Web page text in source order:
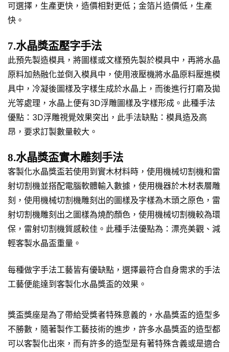
可選擇，生產更快，造價相對更低；金箔片造價低，生產
快。
7.水晶獎盃壓字手法
此預先製造模具，將圖樣或文樣預先製於模具中，再將水晶
原料加熱融化並倒入模具中，使用液壓機將水晶原料壓進模
具中，冷凝後圖樣及字樣生成於水晶上，而後進行打磨及拋
光等處理，水晶上便有3D浮雕圖樣及字樣形成。此種手法
優點：3D浮雕視覺效果突出，此手法缺點：模具造及高
昂，要求訂製數量較大。
8.水晶獎盃實木雕刻手法
客製化水晶獎盃若使用到實木材料時，使用機械切割機和雷
射切割機並搭配電腦軟體輸入數據，使用機器於木材表層雕
刻，使用機械切割機雕刻出的圖樣及字樣為木頭之原色，雷
射切割機雕刻出之圖樣為燒酌顏色，使用機械切割機較為環
保，雷射切割機質感較佳。此種手法優點為：漂亮美觀、減
輕客製水晶盃重量。
每種做字手法工藝皆有優缺點，選擇最符合自身需求的手法
工藝便能達到客製化水晶獎盃的效果。
獎盃獎座是為了帶給受獎者特殊意義的，水晶獎盃的造型多
不勝數，隨著製作工藝技術的進步，許多水晶獎盃的造型都
可以客製化出來，而有許多的造型是有著特殊含義或是適合